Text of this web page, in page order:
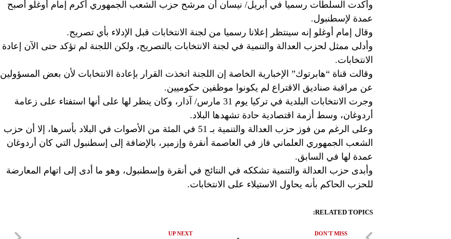
وأكدت السلطات رسميا في أبريل/ نيسان أن مرشح حزب الشعب الجمهوري أكرم إمام أوغلو أصبح
عمدة لإسطنبول.
وقال إمام أوغلو إنه سينتظر إعلانا رسميا من لجنة الانتخابات قبل الإدلاء بأي تصريح.
وأدلى ممثل لحزب العدالة والتنمية في لجنة الانتخابات بالتصريح، ولكن اللجنة لم تؤكد حتى الآن إعادة
الانتخابات.
وقالت قناة “هابرتوك” الإخبارية الخاصة إن اللجنة اتخذت القرار بإعادة الانتخابات لأن بعض المسؤولين
عن مراقبة صناديق الاقتراع لم يكونوا موظفين حكوميين.
وجرت الانتخابات البلدية في تركيا يوم 31 مارس/ آذار، وكان ينظر لها على أنها استفتاء على زعامة
أردوغان، وسط أزمة اقتصادية حادة تشهدها البلاد.
وعلى الرغم من فوز حزب العدالة والتنمية بـ 51 في المئة من الأصوات في البلاد بأسرها، إلا أن حزب
الشعب الجمهوري العلماني فاز في العاصمة أنقرة وإزمير، بالإضافة إلى إسطنبول التي كان أردوغان
عمدة لها في السابق.
وأبدى حزب العدالة والتنمية تشككه في النتائج في أنقرة وإسطنبول، وهو ما أدى إلى اتهام المعارضة
للحزب الحاكم بأنه يحاول الاستيلاء على الانتخابات.
RELATED TOPICS:
UP NEXT DON'T MISS